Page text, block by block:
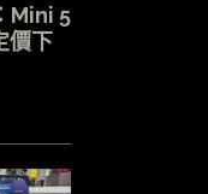
Mini 5
價下